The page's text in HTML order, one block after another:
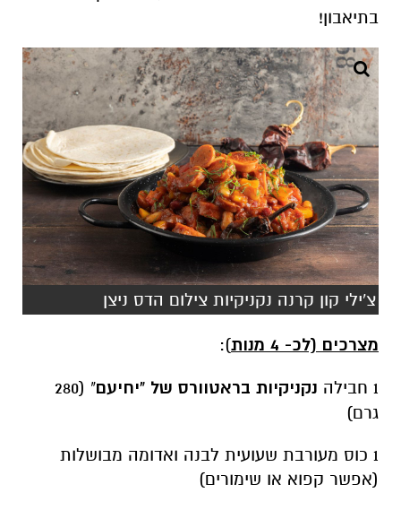
בתיאבון!
צ'ילי קון קרנה נקניקיות צילום הדס ניצן
מצרכים (לכ- 4 מנות ):
1 חבילה נקניקיות בראטוורס של "יחיעם
" (280
גרם)
1 כוס מעורבת שעועית לבנה ואדומה מבושלות
(אפשר קפוא או שימורים)